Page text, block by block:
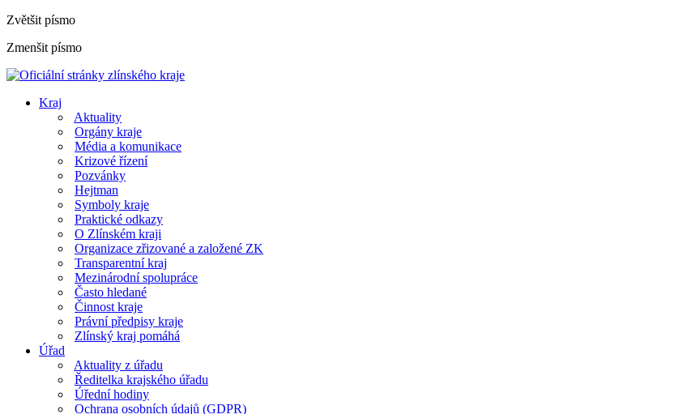
Zvětšit písmo
Zmenšit písmo
Kraj
Aktuality
Orgány kraje
Média a komunikace
Krizové řízení
Pozvánky
Hejtman
Symboly kraje
Praktické odkazy
O Zlínském kraji
Organizace zřizované a založené ZK
Transparentní kraj
Mezinárodní spolupráce
Často hledané
Činnost kraje
Právní předpisy kraje
Zlínský kraj pomáhá
Úřad
Aktuality z úřadu
Ředitelka krajského úřadu
Úřední hodiny
Ochrana osobních údajů (GDPR)